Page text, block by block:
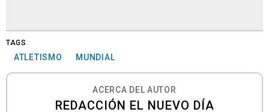
TAGS
ATLETISMO MUNDIAL
ACERCA DEL AUTOR
REDACCIÓN EL NUEVO DÍA